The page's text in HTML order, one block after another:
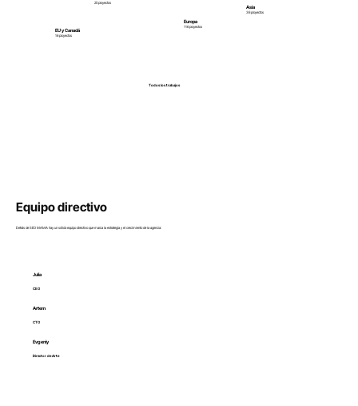
EU y Canadá
16 proyectos
25 proyectos
Europa
116 proyectos
Asia
36 proyectos
Todos los trabajos
Equipo directivo
Detrás de SEO MAMA hay un sólido equipo directivo que marca la estrategia y el crecimiento de la agencia:
Julia
CEO
Artem
CTO
Evgeniy
Director de Arte